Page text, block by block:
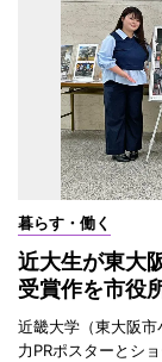
暮らす・働く
近大生が東大
受賞作を市役
近畿大学（東大阪
力PRポスターとシ